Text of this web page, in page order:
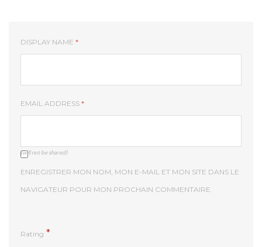
DISPLAY NAME *
EMAIL ADDRESS *
(will not be shared)
ENREGISTRER MON NOM, MON E-MAIL ET MON SITE DANS LE
NAVIGATEUR POUR MON PROCHAIN COMMENTAIRE.
Rating *